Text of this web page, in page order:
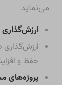
می‌نماید:
ارزش‌گذاری
حفظ و
پروژه‌های